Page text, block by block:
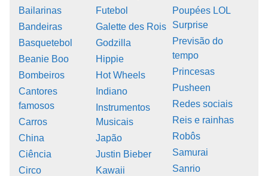
Bailarinas
Bandeiras
Basquetebol
Beanie Boo
Bombeiros
Cantores
famosos
Carros
China
Ciência
Circo
Futebol
Galette des Rois
Godzilla
Hippie
Hot Wheels
Indiano
Instrumentos
Musicais
Japão
Justin Bieber
Kawaii
Poupées LOL
Surprise
Previsão do
tempo
Princesas
Pusheen
Redes sociais
Reis e rainhas
Robôs
Samurai
Sanrio